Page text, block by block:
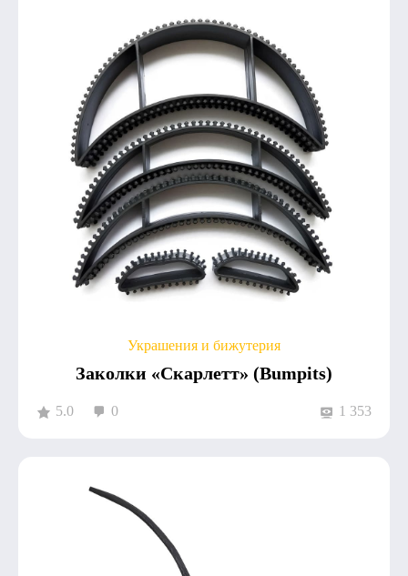
Украшения и бижутерия
Заколки «Скарлетт» (Bumpits)
5.0 0 1 353